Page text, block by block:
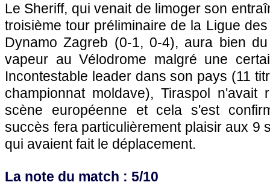
Le Sheriff, qui venait de limoger son
troisième tour préliminaire de la Ligue
Dynamo Zagreb (0-1, 0-4), aura bien
vapeur au Vélodrome malgré une
Incontestable leader dans son pays (11
championnat moldave), Tiraspol
scène européenne et cela s'est
succès fera particulièrement plaisir aux 9
qui avaient fait le déplacement.
La note du match : 5/10